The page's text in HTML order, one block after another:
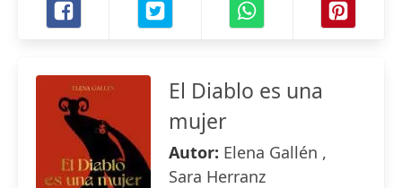
El Diablo es una
mujer
Autor: Elena Gallén ,
Sara Herranz